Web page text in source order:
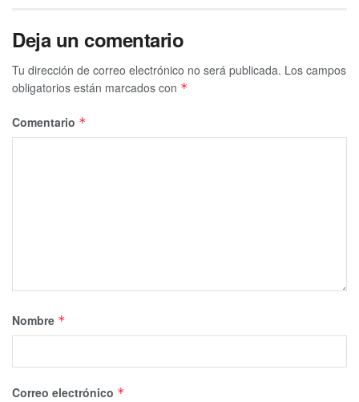
Deja un comentario
Tu dirección de correo electrónico no será publicada. Los campos
obligatorios están marcados con *
Comentario *
Nombre *
Correo electrónico *